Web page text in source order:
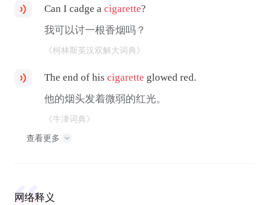
Can I cadge acigarette?
我可以讨一根香烟吗？
《柯林斯英汉双解大词典》
The end of hiscigarette glowed red.
他的烟头发着微弱的红光。
《牛津词典》
查看更多
网络释义